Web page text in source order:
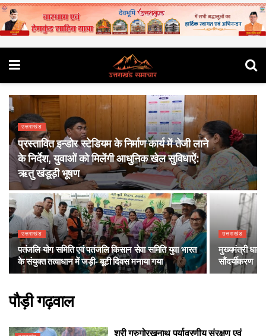
उत्तराखंड
प्रस्तावित इन्डोर स्टेडियम के निर्माण कार्य में तेजी लाने
के निर्देश, युवाओं को मिलेंगी आधुनिक खेल सुविधाऐं:
ऋतु खंडूड़ी भूषण
उत्तराखंड
पतंजलि योग समिति एवं पतंजलि किसान सेवा समिति युवा भारत
के संयुक्त तत्वाधान में जड़ी- बूटी दिवस मनाया गया
उत्तराखंड
मुख्यमंत्री धामी
सौंदर्यीकरण
पौड़ी गढ़वाल
श्री गुरुगोरखनाथ पर्यावरणीय संरक्षण एवं